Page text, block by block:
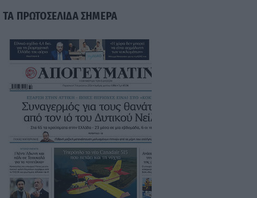
ΤΑ ΠΡΩΤΟΣΕΛΙΔΑ ΣΗΜΕΡΑ